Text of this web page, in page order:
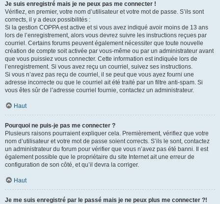
Je suis enregistré mais je ne peux pas me connecter !
Vérifiez, en premier, votre nom d’utilisateur et votre mot de passe. S’ils sont
corrects, il y a deux possibilités :
Si la gestion COPPA est active et si vous avez indiqué avoir moins de 13 ans
lors de l’enregistrement, alors vous devrez suivre les instructions reçues par
courriel. Certains forums peuvent également nécessiter que toute nouvelle
création de compte soit activée par vous-même ou par un administrateur avant
que vous puissiez vous connecter. Cette information est indiquée lors de
l’enregistrement. Si vous avez reçu un courriel, suivez ses instructions.
Si vous n’avez pas reçu de courriel, il se peut que vous ayez fourni une
adresse incorrecte ou que le courriel ait été traité par un filtre anti-spam. Si
vous êtes sûr de l’adresse courriel fournie, contactez un administrateur.
Haut
Pourquoi ne puis-je pas me connecter ?
Plusieurs raisons pourraient expliquer cela. Premièrement, vérifiez que votre
nom d’utilisateur et votre mot de passe soient corrects. S’ils le sont, contactez
un administrateur du forum pour vérifier que vous n’avez pas été banni. Il est
également possible que le propriétaire du site Internet ait une erreur de
configuration de son côté, et qu’il devra la corriger.
Haut
Je me suis enregistré par le passé mais je ne peux plus me connecter ?!